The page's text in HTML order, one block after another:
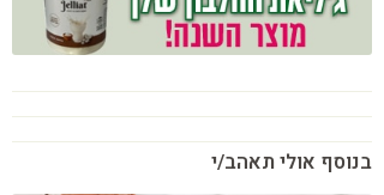
בנוסף אולי תאהב/י